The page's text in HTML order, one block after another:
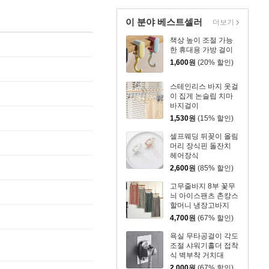
이 분야 베스트셀러
책상 높이 조절 가능
한 휴대용 가방 걸이
1,600원 (20% 할인)
스테인리스 바지 옷걸
이 집게 논슬립 치마
바지걸이
1,530원 (15% 할인)
셀프웨딩 뒤꽂이 올림
머리 장식핀 돌잔치
헤어장식
2,600원 (85% 할인)
고무줄바지 8부 꽃무
늬 아이스팬츠 촌캉스
할머니 냉장고바지
4,700원 (67% 할인)
욕실 무타공걸이 각도
조절 샤워기홀더 접착
식 벽부착 거치대
더보기